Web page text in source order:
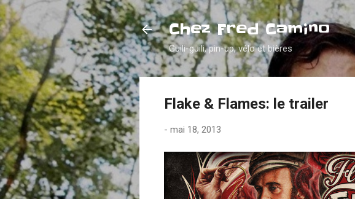
Chez Fred Camino
Guili-guili, pin-up, vélo et bières
Flake & Flames: le trailer
- mai 18, 2013